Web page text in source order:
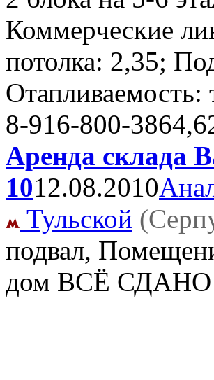
Коммерческие
потолка: 2,35;
8-916-800-
Аренда склада
1012.08.2010
Тульской
подвал,
дом ВСЁ СДАНО